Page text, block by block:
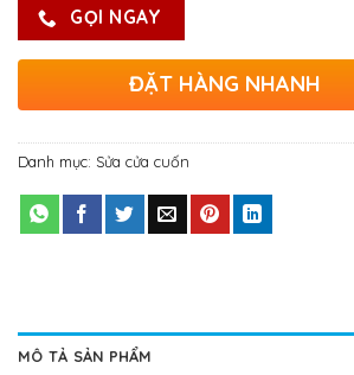
GỌI NGAY
ĐẶT HÀNG NHANH
Danh mục: Sửa cửa cuốn
MÔ TẢ SẢN PHẨM